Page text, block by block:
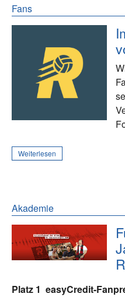
Fans
Weiterlesen
Akademie
Platz 1 easyCredit-